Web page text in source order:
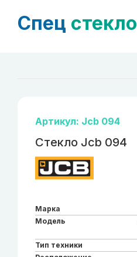
Спец стекло
Артикул: Jcb 094
Стекло Jcb 094
Марка
Модель
Тип техники